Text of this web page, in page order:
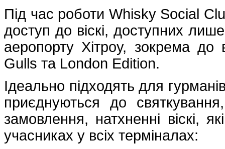
Під час роботи Whisky Social
доступ до віскі, доступних
аеропорту Хітроу, зокрема до
Gulls та London Edition.
Ідеально підходять для
приєднуються до
замовлення, натхненні віскі,
учасниках у всіх терміналах: